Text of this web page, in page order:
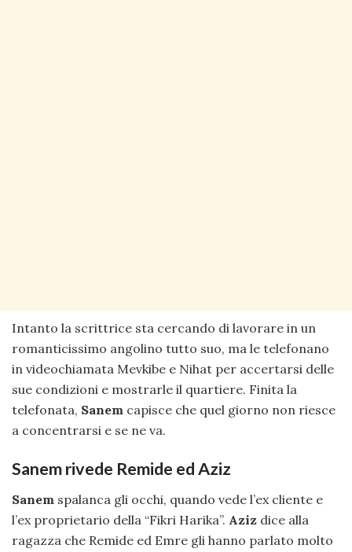
Intanto la scrittrice sta cercando di lavorare in un
romanticissimo angolino tutto suo, ma le telefonano
in videochiamata Mevkibe e Nihat per accertarsi delle
sue condizioni e mostrarle il quartiere. Finita la
telefonata, Sanem capisce che quel giorno non riesce
a concentrarsi e se ne va.
Sanem rivede Remide ed Aziz
Sanem spalanca gli occhi, quando vede l’ex cliente e
l’ex proprietario della “Fikri Harika”. Aziz dice alla
ragazza che Remide ed Emre gli hanno parlato molto